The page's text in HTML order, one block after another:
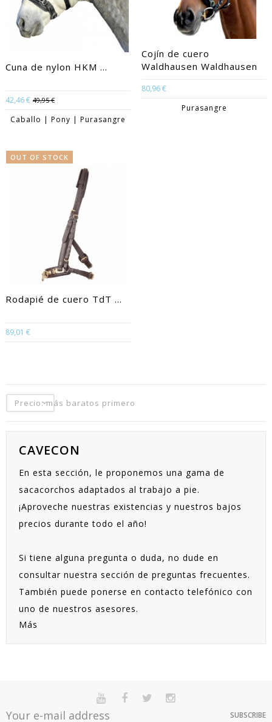
Cuna de nylon HKM ...
42,46 € 49,95 €
Caballo | Pony | Purasangre
Cojín de cuero
Waldhausen Waldhausen
80,96 €
Purasangre
OUT OF STOCK
Rodapié de cuero TdT ...
89,01 €
Precio: más baratos primero
CAVECON
En esta sección, le proponemos una gama de
sacacorchos adaptados al trabajo a pie.
¡Aproveche nuestras existencias y nuestros bajos
precios durante todo el año!
Si tiene alguna pregunta o duda, no dude en
consultar nuestra sección de preguntas frecuentes.
También puede ponerse en contacto telefónico con
uno de nuestros asesores.
Más
SUBSCRIBE